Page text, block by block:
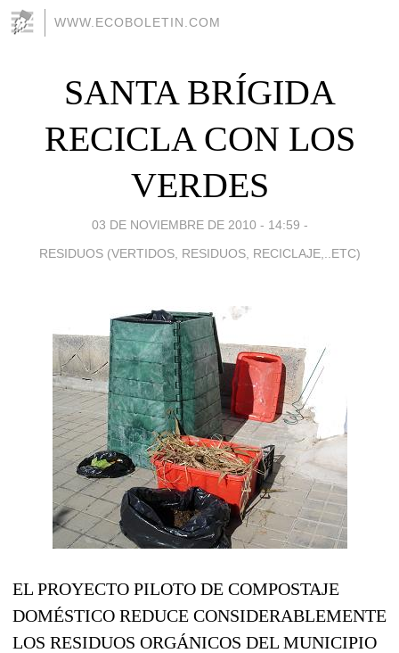
WWW.ECOBOLETIN.COM
SANTA BRÍGIDA
RECICLA CON LOS
VERDES
03 DE NOVIEMBRE DE 2010 - 14:59 -
RESIDUOS (VERTIDOS, RESIDUOS, RECICLAJE,..ETC)
EL PROYECTO PILOTO DE COMPOSTAJE
DOMÉSTICO REDUCE CONSIDERABLEMENTE
LOS RESIDUOS ORGÁNICOS DEL MUNICIPIO